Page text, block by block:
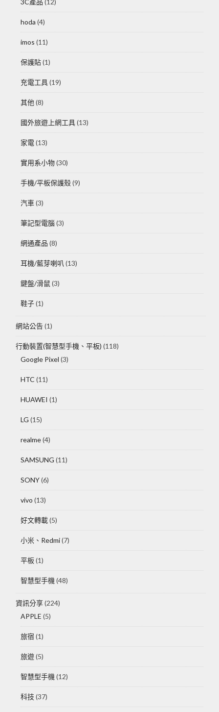
hoda (4)
imos (11)
保護貼(1)
充電工具(19)
其他 (8)
國外旅遊上網工具(13)
家電 (13)
實用系小物(30)
手機/平板保護殼(9)
汽車 (3)
筆記型電腦(3)
網通產品 (8)
耳機/藍芽喇叭 (13)
鍵盤/滑鼠 (3)
鞋子(1)
網站公告(1)
行動裝置(智慧型手機、平板) (118)
Google Pixel (3)
HTC (11)
HUAWEI (1)
LG (15)
realme(4)
SAMSUNG (11)
SONY(6)
vivo (13)
好文轉載(5)
小米、Redmi(7)
平板(1)
智慧型手機 (48)
資訊分享(224)
APPLE (5)
旅宿 (1)
旅遊(5)
智慧型手機 (12)
科技 (37)